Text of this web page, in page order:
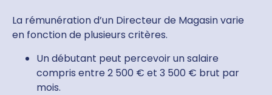
La rémunération d’un Directeur de Magasin varie
en fonction de plusieurs critères.
Un débutant peut percevoir un salaire
compris entre 2 500 € et 3 500 € brut par
mois.